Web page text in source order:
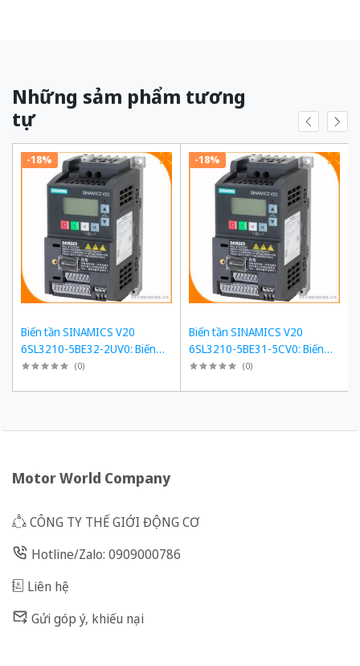
Những sảm phẩm tương
tự
-18%
Biến tần SINAMICS V20
6SL3210-5BE32-2UV0: Biến
tần 22 kW, Tải quá 150%
(0)
-18%
Biến tần SINAMICS V20
6SL3210-5BE31-5CV0: Biến
tần 15 kW, Tải quá 150%
(0)
Motor World Company
CÔNG TY THẾ GIỚI ĐỘNG CƠ
Hotline/Zalo: 0909000786
Liên hệ
Gửi góp ý, khiếu nại